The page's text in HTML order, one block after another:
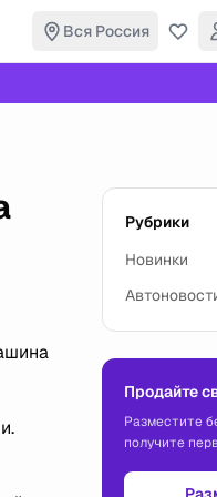
Вся Россия
Рубрики
Новинки
Продайте
Разместите
получите